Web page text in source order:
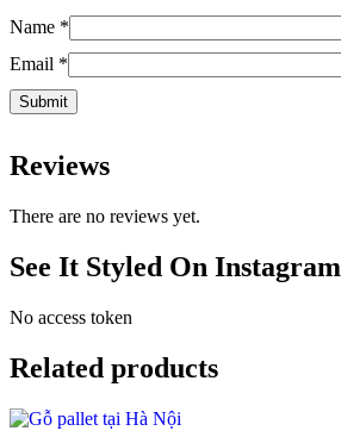
Name *
Email *
Reviews
There are no reviews yet.
See It Styled On Instagram
No access token
Related products